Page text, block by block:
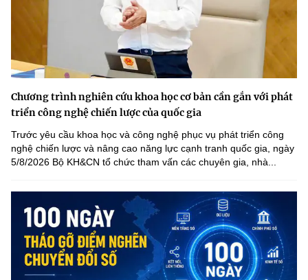
Chương trình nghiên cứu khoa học cơ bản cần gắn với phát
triển công nghệ chiến lược của quốc gia
Trước yêu cầu khoa học và công nghệ phục vụ phát triển công
nghệ chiến lược và nâng cao năng lực cạnh tranh quốc gia, ngày
5/8/2026 Bộ KH&CN tổ chức tham vấn các chuyên gia, nhà...